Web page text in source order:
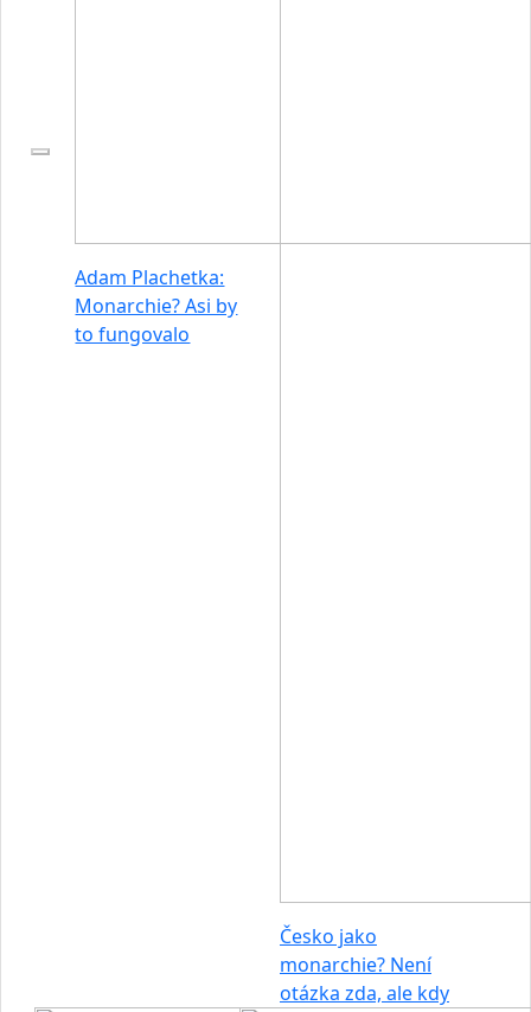
Adam Plachetka:
Monarchie? Asi by
to fungovalo
Česko jako
monarchie? Není
otázka zda, ale kdy